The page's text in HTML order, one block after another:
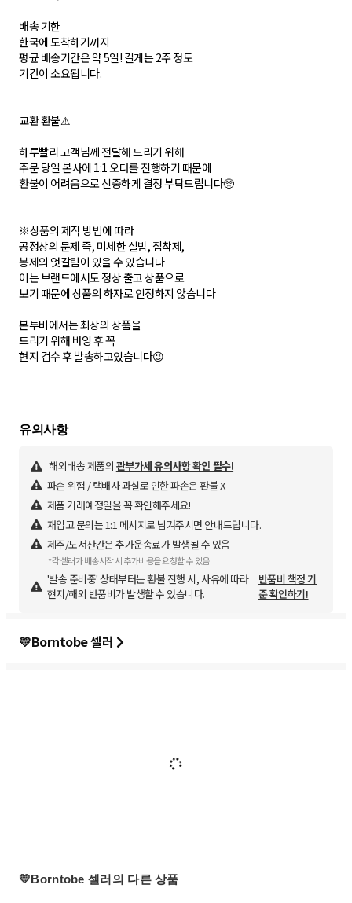
배송 기한
한국에 도착하기까지
평균 배송기간은 약 5일! 길게는 2주 정도
기간이 소요됩니다.
교환 환불⚠
하루빨리 고객님께 전달해 드리기 위해
주문 당일 본사에 1:1 오더를 진행하기 때문에
환불이 어려움으로 신중하게 결정 부탁드립니다🥺
※상품의 제작 방법에 따라
공정상의 문제 즉, 미세한 실밥, 접착제,
봉제의 엇갈림이 있을 수 있습니다
이는 브랜드에서도 정상 출고 상품으로
보기 때문에 상품의 하자로 인정하지 않습니다
본투비에서는 최상의 상품을
드리기 위해 바잉 후 꼭
현지 검수 후 발송하고있습니다😉
유의사항
해외배송 제품의 관부가세 유의사항 확인 필수!
파손 위험 / 택배사 과실로 인한 파손은 환불 X
제품 거래예정일을 꼭 확인해주세요!
재입고 문의는 1:1 메시지로 남겨주시면 안내드립니다.
제주/도서산간은 추가운송료가 발생될 수 있음
*각 셀러가 배송시작 시 추가비용을 요청할 수 있음
'발송 준비중' 상태부터는 환불 진행 시, 사유에 따라
현지/해외 반품비가 발생할 수 있습니다.
반품비 책정 기
준 확인하기!
💛Borntobe 셀러
💛Borntobe 셀러의 다른 상품